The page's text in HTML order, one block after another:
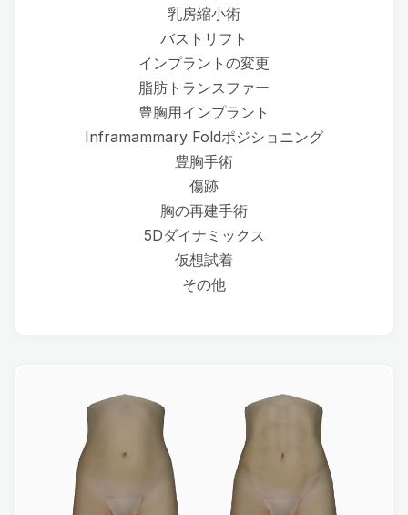
乳房縮小術
バストリフト
インプラントの変更
脂肪トランスファー
豊胸用インプラント
Inframammary Foldポジショニング
豊胸手術
傷跡
胸の再建手術
5Dダイナミックス
仮想試着
その他